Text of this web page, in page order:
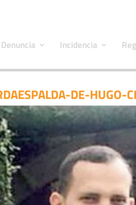
Denuncia Incidencia
DE-HUGO-